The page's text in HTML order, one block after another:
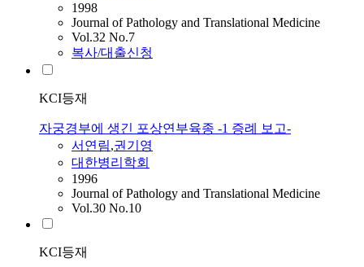
1998
Journal of Pathology and Translational Medicine
Vol.32 No.7
복사/대출신청
KCI등재
자궁경부에 생긴 포상연부육종 -1 증례 보고-
서연림,권기영
대한병리학회
1996
Journal of Pathology and Translational Medicine
Vol.30 No.10
KCI등재